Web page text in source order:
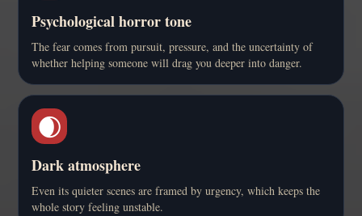
Psychological horror tone
The fear comes from pursuit, pressure, and the uncertainty of
whether helping someone will drag you deeper into danger.
🌒
Dark atmosphere
Even its quieter scenes are framed by urgency, which keeps the
whole story feeling unstable.